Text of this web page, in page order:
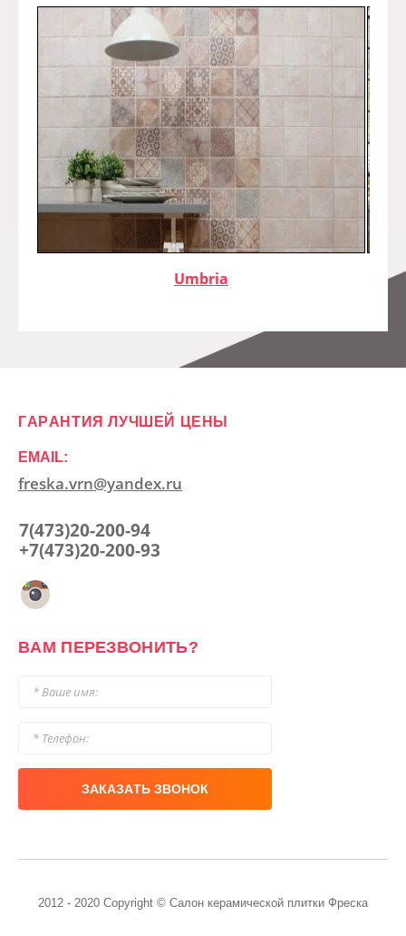
Umbria
ГАРАНТИЯ ЛУЧШЕЙ ЦЕНЫ
EMAIL:
freska.vrn@yandex.ru
7(473)20-200-94
+7(473)20-200-93
ВАМ ПЕРЕЗВОНИТЬ?
ЗАКАЗАТЬ ЗВОНОК
2012 - 2020 Copyright © Салон керамической плитки Фреска